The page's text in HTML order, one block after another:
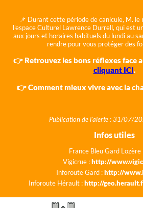
📌 Durant cette période de canicule, M.
l'espace Culturel Lawrence Durrell, qui est
aux jours et horaires habituels du lundi au
rendre pour vous protéger des
👉 Retrouvez les bons réflexes face
cliquant ICI.
👉 Comment mieux vivre avec la
Publication de l'alerte : 31/07/
Infos utiles
France Bleu Gard
Vigicrue :http://
Inforoute Gard :http://
Inforoute Hérault :http://